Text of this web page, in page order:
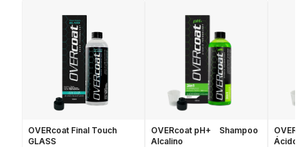
OVERcoat Final Touch
GLASS
OVERcoat pH+ Shampoo
Alcalino
Ácido